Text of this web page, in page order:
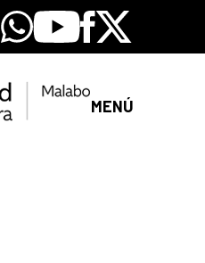
Whatsapp
YoutubeFacebook
X
MENÚ